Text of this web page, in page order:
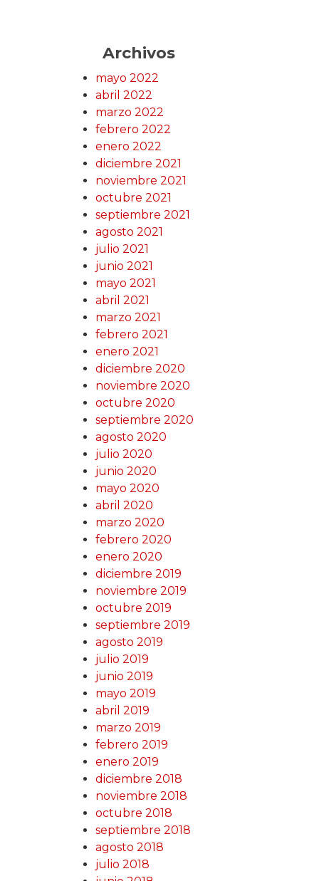
Archivos
mayo 2022
abril 2022
marzo 2022
febrero 2022
enero 2022
diciembre 2021
noviembre 2021
octubre 2021
septiembre 2021
agosto 2021
julio 2021
junio 2021
mayo 2021
abril 2021
marzo 2021
febrero 2021
enero 2021
diciembre 2020
noviembre 2020
octubre 2020
septiembre 2020
agosto 2020
julio 2020
junio 2020
mayo 2020
abril 2020
marzo 2020
febrero 2020
enero 2020
diciembre 2019
noviembre 2019
octubre 2019
septiembre 2019
agosto 2019
julio 2019
junio 2019
mayo 2019
abril 2019
marzo 2019
febrero 2019
enero 2019
diciembre 2018
noviembre 2018
octubre 2018
septiembre 2018
agosto 2018
julio 2018